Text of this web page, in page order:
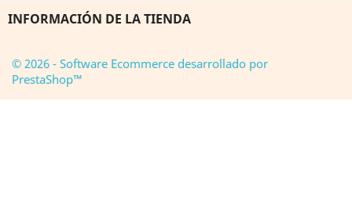
INFORMACIÓN DE LA TIENDA
© 2026 - Software Ecommerce desarrollado por
PrestaShop™